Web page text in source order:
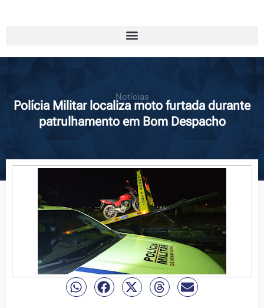
Notícias
Polícia Militar localiza moto furtada durante
patrulhamento em Bom Despacho